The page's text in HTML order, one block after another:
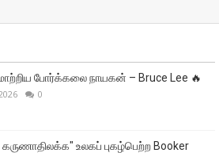
போர்க்கலை நாயகன் – Bruce Lee 🔥
0
உலகப் புகழ்பெற்ற Booker